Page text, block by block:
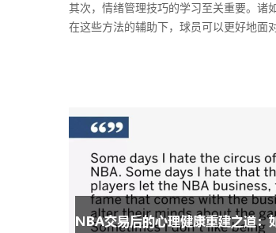
其次，情绪管理技巧的学习至关重要。诸
在这些方法的辅助下，球员可以更好地面